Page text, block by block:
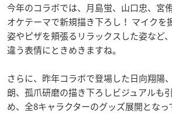
今年のコラボでは、月島蛍、山口忠、宮
オケテーマで新規描き下ろし！ マイクを
姿やピザを頬張るリラックスした姿など
違う表情にときめきますね。
さらに、昨年コラボで登場した日向翔陽
朗、孤爪研磨の描き下ろしビジュアルも
め、全8キャラクターのグッズ展開となっ